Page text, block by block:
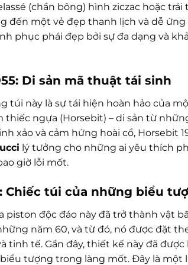
(chần bông) hình ziczac hoặc
đến một vẻ đẹp thanh lịch và dễ
phục phái đẹp bởi sự đa dạng và
Di sản mã thuật tái sinh
túi này là sự tái hiện hoàn hảo của
thiếc ngựa (Horsebit) – di sản từ
xảo và cảm hứng hoài cổ, Horsebit
lý tưởng cho những ai yêu thích
giờ lỗi mốt.
Chiếc túi của những biểu
piston độc đáo này đã trở thành vật
năm 60, và từ đó, nó được đặt
tinh tế. Gần đây, thiết kế này đã
tượng trong làng mốt. Đây là